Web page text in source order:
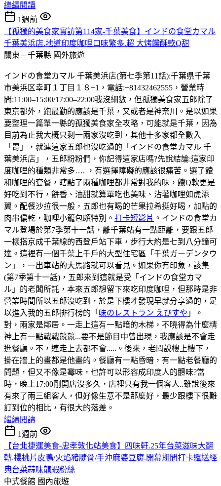
繼續閱讀
1週前
【孤獨的美食家實訪第114家-千葉美食】インドの食堂カマル
千葉美浜店.地道印度咖哩口味繁多.超 大烤饢酥軟Q甜
關東－千葉縣 國外旅遊
インドの食堂カマル 千葉美浜店(第七季第11話):千葉県千葉
市美浜区幸町１丁目１８−1，電話:+81432462555，營業時
間:11:00–15:00/17:00–22:00我沒細數，但孤獨美食家五郎除了
東京都外，跑最勤的應該是千葉，又或者是神奈川。是以如果
要整理一篇單一縣的孤獨美食家全攻略，可能就是千葉，因為
目前為止我大概只剩一兩家沒吃到，其他十多家都全數入
「胃」，就連這家五郎也沒吃過的「インドの食堂カマル 千
葉美浜店」，五郎粉粉們，你記得這家店嗎?先說結論:這家印
度咖哩的種類非常多…. ，有選擇障礙的應該很痛苦。選了饢
和咖哩的套餐，瞎點了兩種咖哩都非常對我的味，饢Q軟更是
好吃到不行，餅香、油甜就算單吃也美味、沾著咖哩如虎添
翼。配餐沙拉很一般，五郎也有喝的芒果拉希挺好喝，加點的
肉串偏乾，咖哩小籠包頗特別。 打卡短影片 。インドの食堂カ
マル登場於第7季第十一話，離千葉站有一點距離，要跟五郎
一樣搭京成千葉線的西登戶站下車，步行大約是七到八分鐘可
達。這裡有一個千葉上千戶的大型住宅區「千葉ガーデンタウ
ン」，一出車站的大馬路就可以看見。如果你有印象，該集
(第7季第十一話)，五郎來到這就是受「インドの食堂カマ
ル」的老闆所託，本來五郎想留下來吃印度咖哩，但那時是非
營業時間所以五郎沒吃到，於是下樓才發現早就分享過的，足
以進入我的五郎排行榜的「 味のレストラン えびすや 」。
對，兩家是鄰居。一走上這有一點暗的木梯，不曉得為什麼精
神上有一點戰戰競競...要不是節目中曾出現，我應該是不會走
進餐廳。不，連走上去都不會.....。後來，老闆說樓上樓下，
掛在牆上的畫都是他畫的。餐廳有一點昏暗，有一點老餐廳的
問題，但又不像是霉味，也許可以形容成印度人的體味?當
時，晚上17:00剛開店沒多久，店裡只有我一個客人..雖說後來
有來了兩三組客人，但好像生意不是那麼好，最少跟樓下很難
訂到位的相比，有很大的落差。
繼續閱讀
1週前
【台北捷運美食-忠孝敦化站美食】四味軒.25年台菜滋味大翻
轉.櫻桃片皮鴨/火焰豬腱骨/手沖麻婆豆腐.開幕期間打卡還送經
典台菜蒜味龍蝦粉絲
中式餐館 國內旅遊